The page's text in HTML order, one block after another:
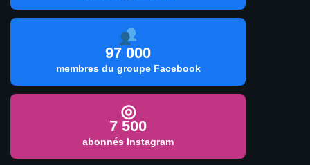
97 000
membres du groupe Facebook
◎
7 500
abonnés Instagram